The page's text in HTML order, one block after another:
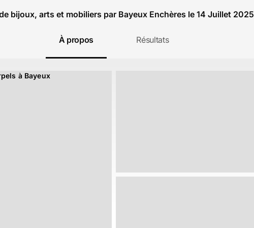
bijoux, arts et mobiliers par Bayeux Enchères le 14 Juillet 2025
À propos Résultats